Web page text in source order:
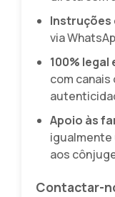
Instruções
via
100% legal
com
Apoio às
igualmente
aos
Contactar-